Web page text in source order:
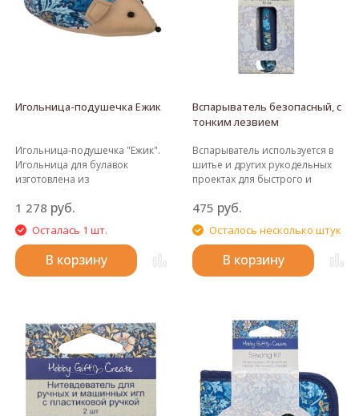
Игольница-подушечка Ежик
Игольница-подушечка "Ежик".
Игольница для булавок
изготовлена из
хлопчатобумажной ткани с
классическим цветочным
принтом, выполненным в
стиле декоративно-
прикладного искусства. Новая
игольница для булавок в
форме Еж. Идеальное
1 278 руб.
Осталась 1 шт.
В корзину
Вспарыватель безопасный, с
тонким лезвием
Вспарыватель используется в
шитье и других рукодельных
проектах для быстрого и
швов и петлей для пуговиц.
Вспарыватель имеет
эргономичную нескользящую
мягкую ручку и
высококачественное острое
лезвие с безопасным шариком
475 руб.
Осталось несколько штук
В корзину